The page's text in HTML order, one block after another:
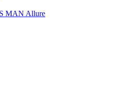
MAN Allure